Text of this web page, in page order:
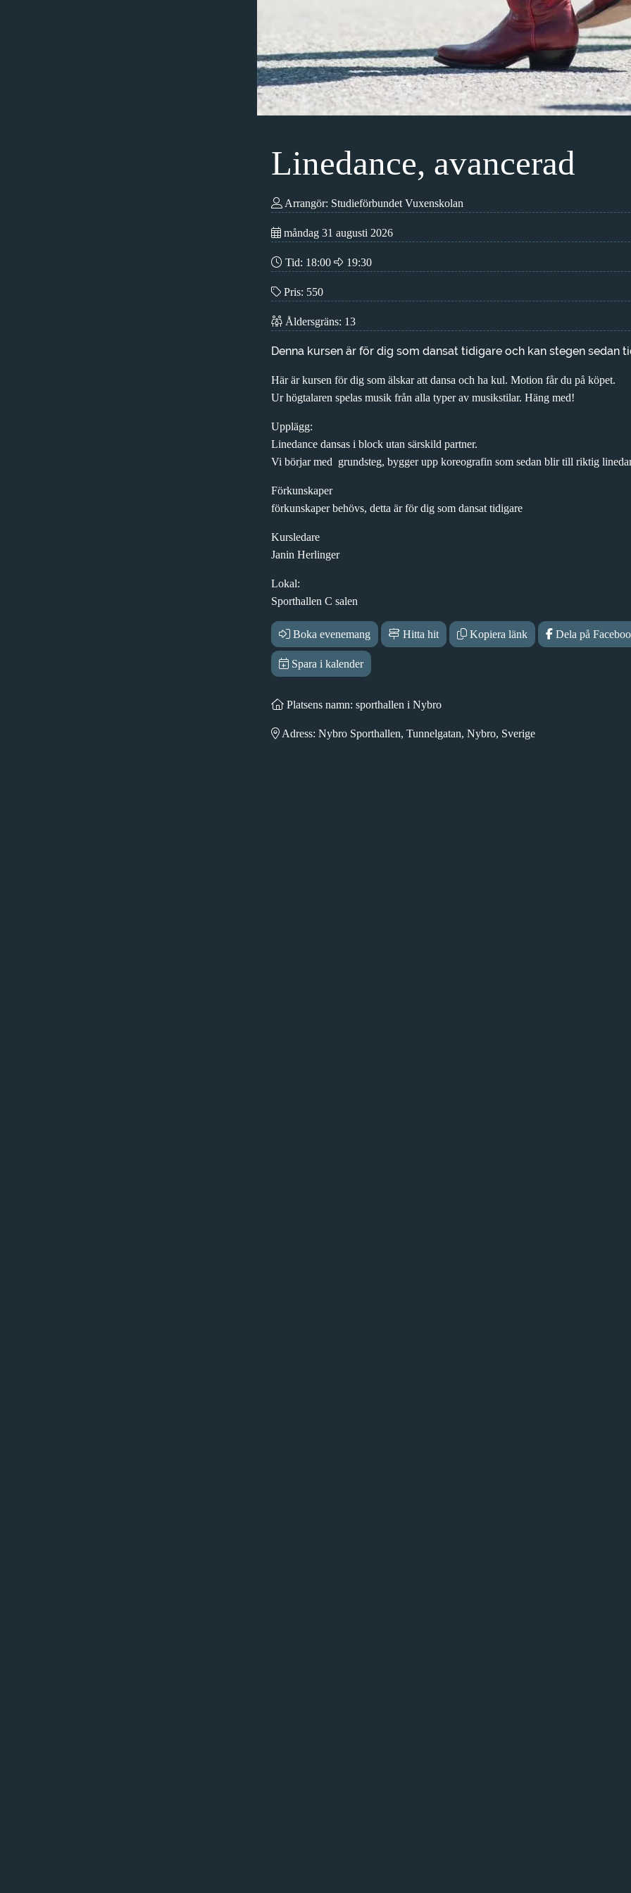
Linedance, avancerad
Arrangör: Studieförbundet Vuxenskolan
måndag 31 augusti 2026
Tid: 18:00 19:30
Pris: 550
Åldersgräns: 13
Denna kursen är för dig som dansat tidigare och kan stegen sedan
Här är kursen för dig som älskar att dansa och ha kul. Motion får du på köpet.
Ur högtalaren spelas musik från alla typer av musikstilar. Häng med!
Upplägg:
Linedance dansas i block utan särskild partner.
Vi börjar med grundsteg, bygger upp koreografin som sedan blir till riktig
Förkunskaper
förkunskaper behövs, detta är för dig som dansat tidigare
Kursledare
Janin Herlinger
Lokal:
Sporthallen C salen
Boka evenemang Hitta hit Kopiera länk Dela på
Spara i kalender
Platsens namn: sporthallen i Nybro
Adress: Nybro Sporthallen, Tunnelgatan, Nybro, Sverige